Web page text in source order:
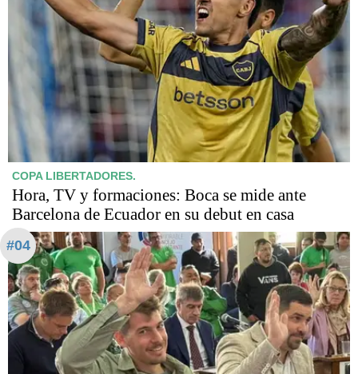
COPA LIBERTADORES.
Hora, TV y formaciones: Boca se mide ante
Barcelona de Ecuador en su debut en casa
#04